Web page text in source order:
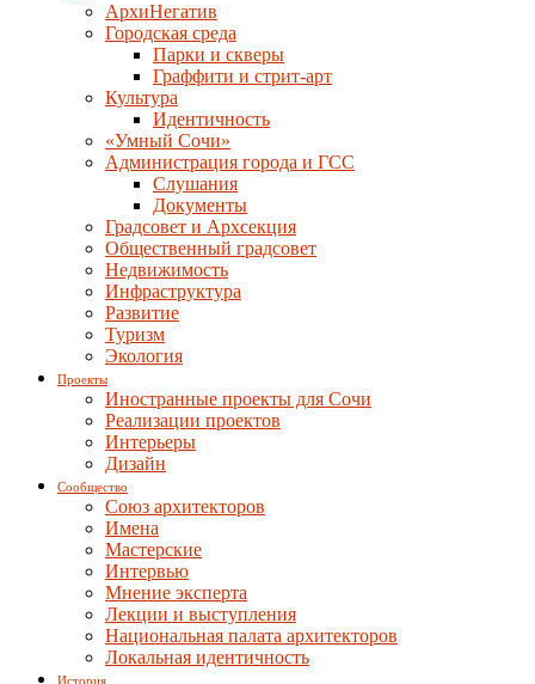
АрхиНегатив
Городская среда
Парки и скверы
Граффити и стрит-арт
Культура
Идентичность
«Умный Сочи»
Администрация города и ГСС
Слушания
Документы
Градсовет и Архсекция
Общественный градсовет
Недвижимость
Инфраструктура
Развитие
Туризм
Экология
Проекты
Иностранные проекты для Сочи
Реализации проектов
Интерьеры
Дизайн
Сообщество
Союз архитекторов
Имена
Мастерские
Интервью
Мнение эксперта
Лекции и выступления
Национальная палата архитекторов
Локальная идентичность
История